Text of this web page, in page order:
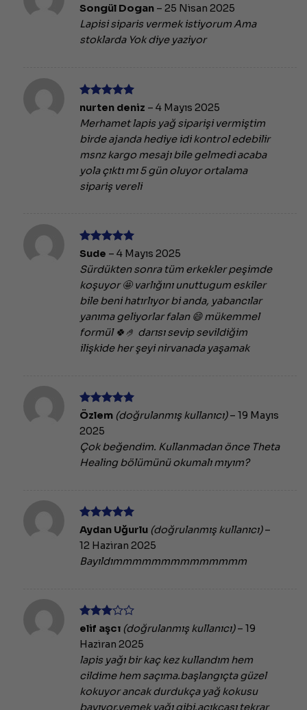
5
üzerinden
2oy
aldı
Songül Dogan – 25 Nisan 2025
Lapisi siparis vermek istiyorum Ama
stoklarda Yok diye yaziyor
5 üzerinden
nurten deniz – 4 Mayıs 2025
Merhamet lapis yağ siparişi vermiştim
birde ajanda hediye idi kontrol edebilir
msnz kargo mesajı bile gelmedi acaba
yola çıktı mı 5 gün oluyor ortalama
sipariş vereli
5 üzerinden
Sude – 4 Mayıs 2025
Sürdükten sonra tüm erkekler peşimde
koşuyor 🤩 varlığını unuttugum eskiler
bile beni hatırlıyor bi anda, yabancılar
yanıma geliyorlar falan 😄 mükemmel
formül 🍀🤌 darısı sevip sevildiğim
ilişkide her şeyi nirvanada yaşamak
5 üzerinden
oy aldı
Özlem (doğrulanmış kullanıcı) – 19 Mayıs
2025
Çok beğendim. Kullanmadan önce Theta
Healing bölümünü okumalı mıyım?
5 üzerinden
5 oy aldı
Aydan Uğurlu (doğrulanmış kullanıcı) –
12 Haziran 2025
Bayıldımmmmmmmmmmmmmm
5
üzerinden
3 oy
aldı
elif aşcı (doğrulanmış kullanıcı) – 19
Haziran 2025
lapis yağı bir kaç kez kullandım hem
cildime hem saçıma.başlangıçta güzel
kokuyor ancak durdukça yağ kokusu